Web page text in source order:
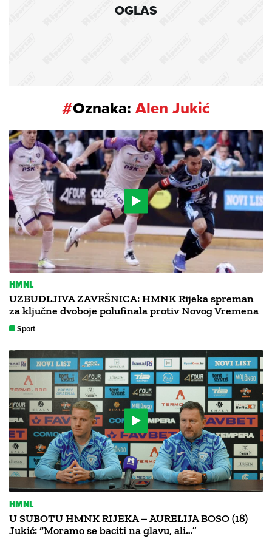
OGLAS
#Oznaka:Alen Jukić
HMNL
UZBUDLJIVA ZAVRŠNICA: HMNK Rijeka spreman
za ključne dvoboje polufinala protiv Novog Vremena
Sport
HMNL
U SUBOTU HMNK RIJEKA – AURELIJA BOSO (18)
Jukić: “Moramo se baciti na glavu, ali…”